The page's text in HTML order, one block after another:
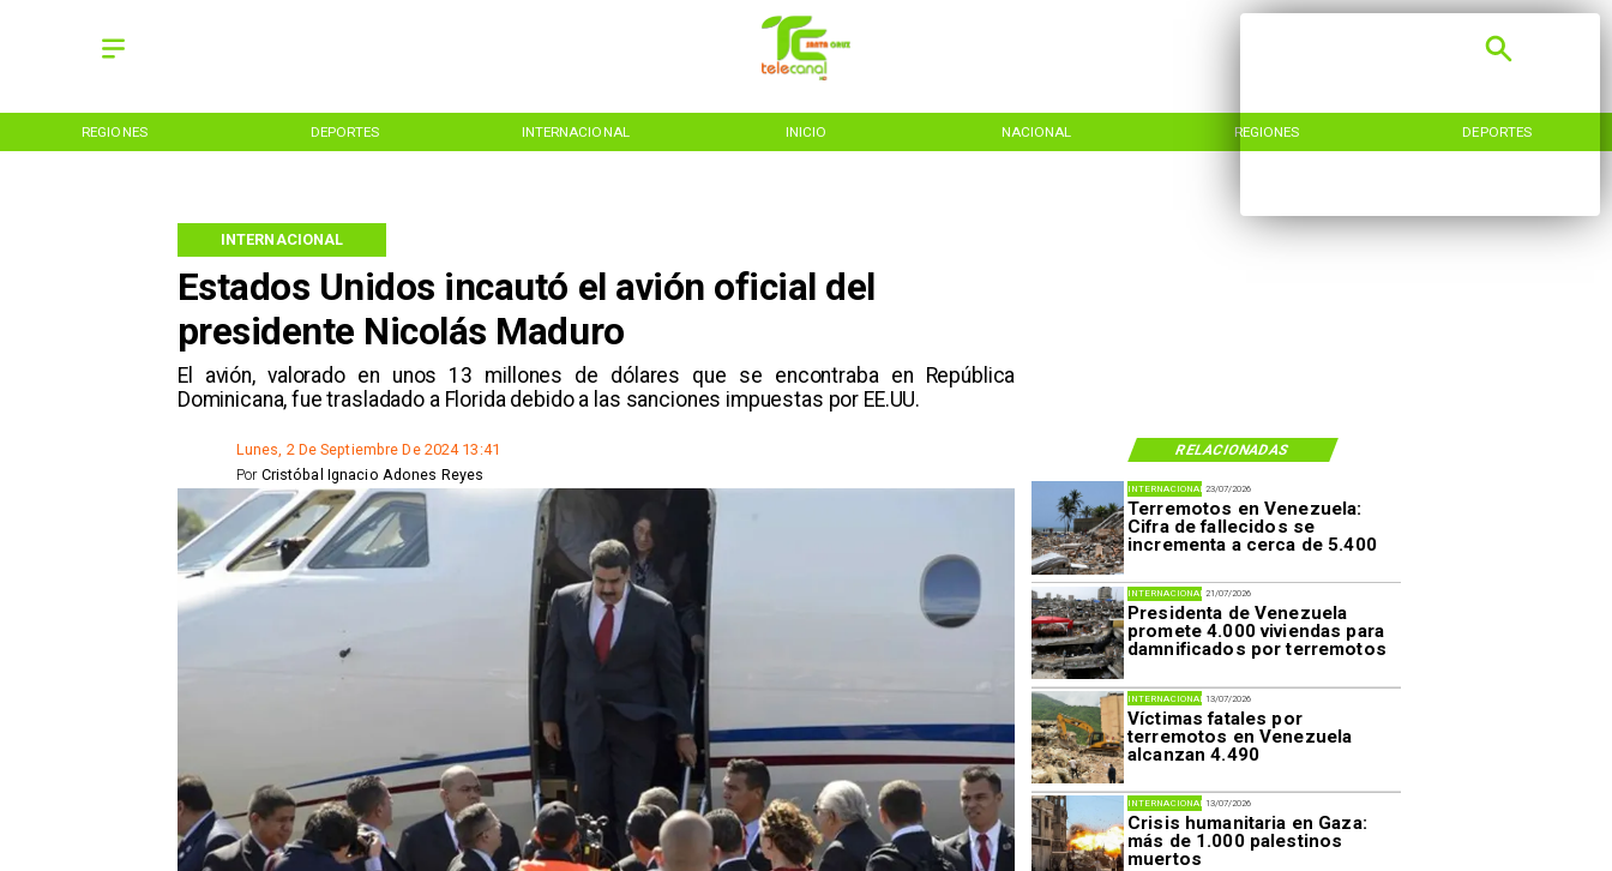
REGIONES DEPORTES INTERNACIONAL INICIO NACIONAL REGIONES DEPORTES
Estados Unidos incautó el avión oficial del
presidente Nicolás Maduro
El avión, valorado en unos 13 millones de dólares que se encontraba en República
Dominicana, fue trasladado a Florida debido a las sanciones impuestas por EE.UU.
INTERNACIONAL
RELACIONADAS
Lunes, 2 De Septiembre De 2024 13:41
Cristóbal Ignacio Adones Reyes
Por
23/07/2026
Terremotos en Venezuela:
Cifra de fallecidos se
incrementa a cerca de 5.400
INTERNACIONAL
21/07/2026
Presidenta de Venezuela
promete 4.000 viviendas para
damnificados por terremotos
INTERNACIONAL
13/07/2026
Víctimas fatales por
terremotos en Venezuela
alcanzan 4.490
INTERNACIONAL
13/07/2026
Crisis humanitaria en Gaza:
más de 1.000 palestinos
muertos
INTERNACIONAL